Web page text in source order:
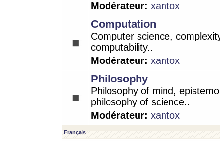
Modérateur: xantox
Computation
Computer science,
computability..
Modérateur: xantox
Philosophy
Philosophy of mind,
philosophy of science..
Modérateur: xantox
Français